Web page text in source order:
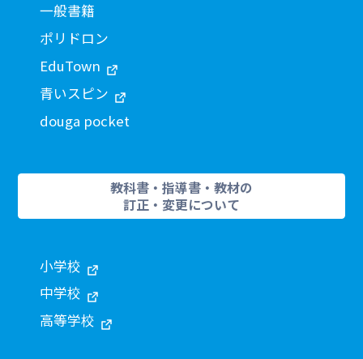
一般書籍
ポリドロン
EduTown
青いスピン
douga pocket
教科書・指導書・教材の
訂正・変更について
小学校
中学校
高等学校